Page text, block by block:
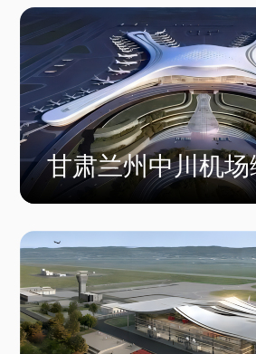
甘肃兰州中川机
枢纽工程